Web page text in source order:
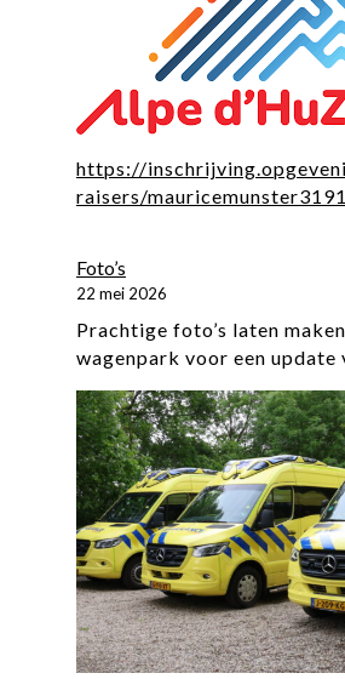
https://
raisers/
Foto’s
22 mei 2026
Prachtige foto’s laten
wagenpark voor een update